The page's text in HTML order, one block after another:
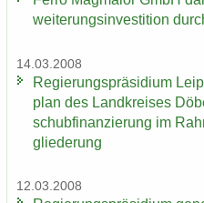
wei­te­rungs­in­ves­ti­ti­on
14.03.2008
Re­gie­rungs­prä­si­di­um
plan des Land­krei­ses
schub­fi­nan­zie­rung im
glie­de­rung
12.03.2008